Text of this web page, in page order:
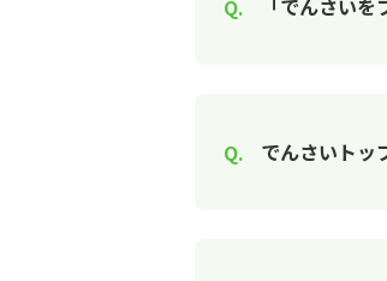
「でんさい
でんさいトッ